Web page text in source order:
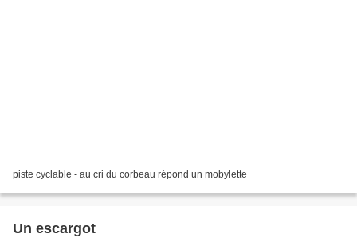
piste cyclable - au cri du corbeau répond un mobylette
Un escargot